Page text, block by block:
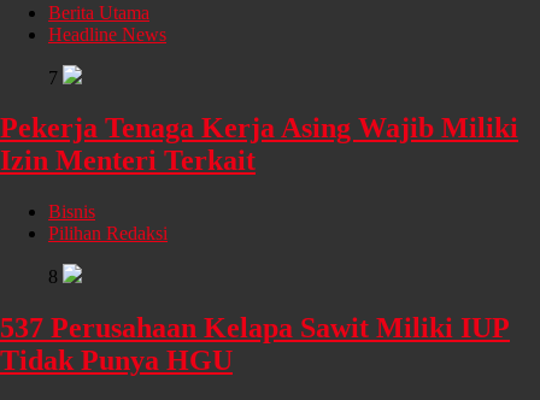
Berita Utama
Headline News
7
Pekerja Tenaga Kerja Asing Wajib Miliki
Izin Menteri Terkait
Bisnis
Pilihan Redaksi
8
537 Perusahaan Kelapa Sawit Miliki IUP
Tidak Punya HGU